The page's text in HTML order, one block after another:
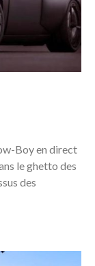
Boy en direct
le ghetto des
des